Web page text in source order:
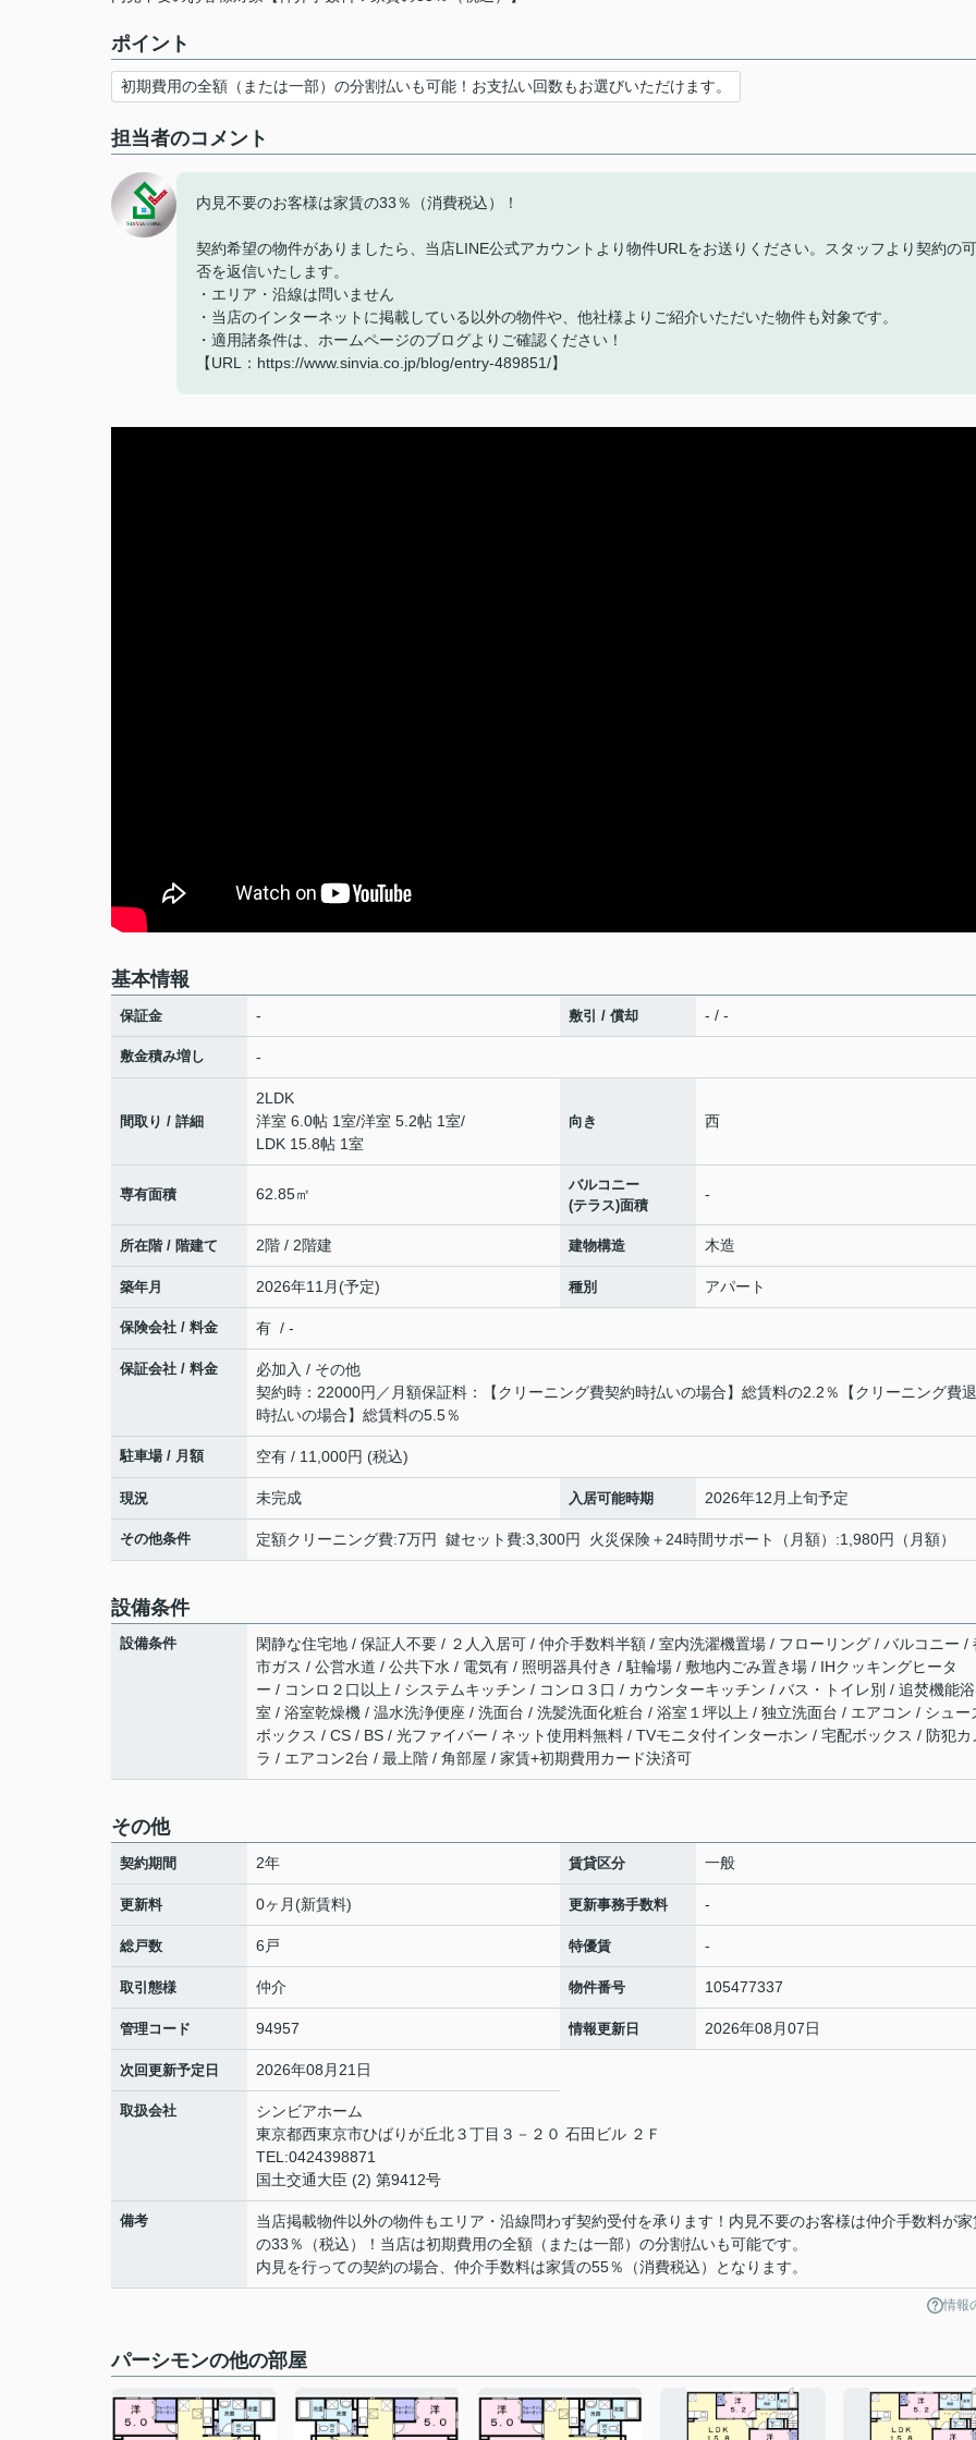
ポイント
初期費用の全額（または一部）の分割払いも可能！お支払い回数もお選びいただけます。
担当者のコメント
内見不要のお客様は家賃の33％（消費税込）！
契約希望の物件がありましたら、当店LINE公式アカウントより物件URLをお送りください。スタッフより契約の可
否を返信いたします。
・エリア・沿線は問いません
・当店のインターネットに掲載している以外の物件や、他社様よりご紹介いただいた物件も対象です。
・適用諸条件は、ホームページのブログよりご確認ください！
【URL：https://www.sinvia.co.jp/blog/entry-489851/】
基本情報
保証金 - 敷引 / 償却 - / -
敷金積み増し -
間取り / 詳細
2LDK
洋室 6.0帖 1室/洋室 5.2帖 1室/
LDK 15.8帖 1室
向き 西
専有面積 62.85㎡
バルコニー
(テラス)面積
-
所在階 / 階建て 2階 / 2階建 建物構造 木造
築年月 2026年11月(予定) 種別 アパート
保険会社 / 料金 有 / -
保証会社 / 料金
必加入 / その他
契約時：22000円／月額保証料：【クリーニング費契約時払いの場合】総賃料の2.2％【クリーニング費
時払いの場合】総賃料の5.5％
駐車場 / 月額 空有 / 11,000円 (税込)
現況 未完成 入居可能時期 2026年12月上旬予定
その他条件 定額クリーニング費:7万円 鍵セット費:3,300円 火災保険＋24時間サポート（月額）:1,980円（月額）
設備条件
設備条件
閑静な住宅地 / 保証人不要 / ２人入居可 / 仲介手数料半額 / 室内洗濯機置場 / フローリング / バルコニー /
市ガス / 公営水道 / 公共下水 / 電気有 / 照明器具付き / 駐輪場 / 敷地内ごみ置き場 / IHクッキングヒータ
ー / コンロ２口以上 / システムキッチン / コンロ３口 / カウンターキッチン / バス・トイレ別 / 追焚機能浴
室 / 浴室乾燥機 / 温水洗浄便座 / 洗面台 / 洗髪洗面化粧台 / 浴室１坪以上 / 独立洗面台 / エアコン / シュー
ボックス / CS / BS / 光ファイバー / ネット使用料無料 / TVモニタ付インターホン / 宅配ボックス / 防犯カ
ラ / エアコン2台 / 最上階 / 角部屋 / 家賃+初期費用カード決済可
その他
契約期間 2年 賃貸区分 一般
更新料 0ヶ月(新賃料) 更新事務手数料 -
総戸数 6戸 特優賃 -
取引態様 仲介 物件番号 105477337
管理コード 94957 情報更新日 2026年08月07日
次回更新予定日 2026年08月21日
取扱会社
シンビアホーム
東京都西東京市ひばりが丘北３丁目３－２０ 石田ビル ２Ｆ
TEL:0424398871
国土交通大臣 (2) 第9412号
備考
当店掲載物件以外の物件もエリア・沿線問わず契約受付を承ります！内見不要のお客様は仲介手数料が家
の33％（税込）！当店は初期費用の全額（または一部）の分割払いも可能です。
内見を行っての契約の場合、仲介手数料は家賃の55％（消費税込）となります。
情報
パーシモンの他の部屋